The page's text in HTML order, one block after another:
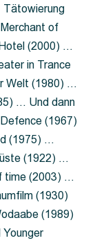
of
(2000) …
in Trance
Welt (1980) …
… Und dann
(1967)
(1975) …
(1922) …
time (2003) …
(1930)
(1989)